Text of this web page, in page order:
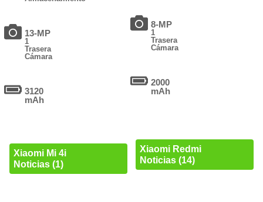
13-MP
1
Trasera
Cámara
3120
mAh
Xiaomi Mi 4i
Noticias (1)
8-MP
1
Trasera
Cámara
2000
mAh
Xiaomi Redmi
Noticias (14)